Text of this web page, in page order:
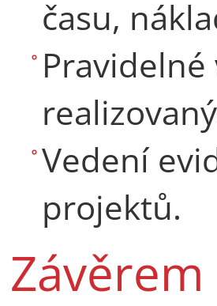
času,
Vedení
projektů.
Závěrem